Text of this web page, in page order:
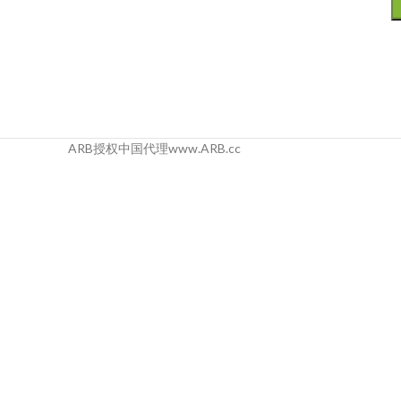
ARB授权中国代理www.ARB.cc